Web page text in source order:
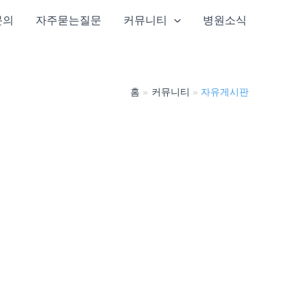
자주묻는질문 커뮤니티 병원소식
홈 커뮤니티 자유게시판